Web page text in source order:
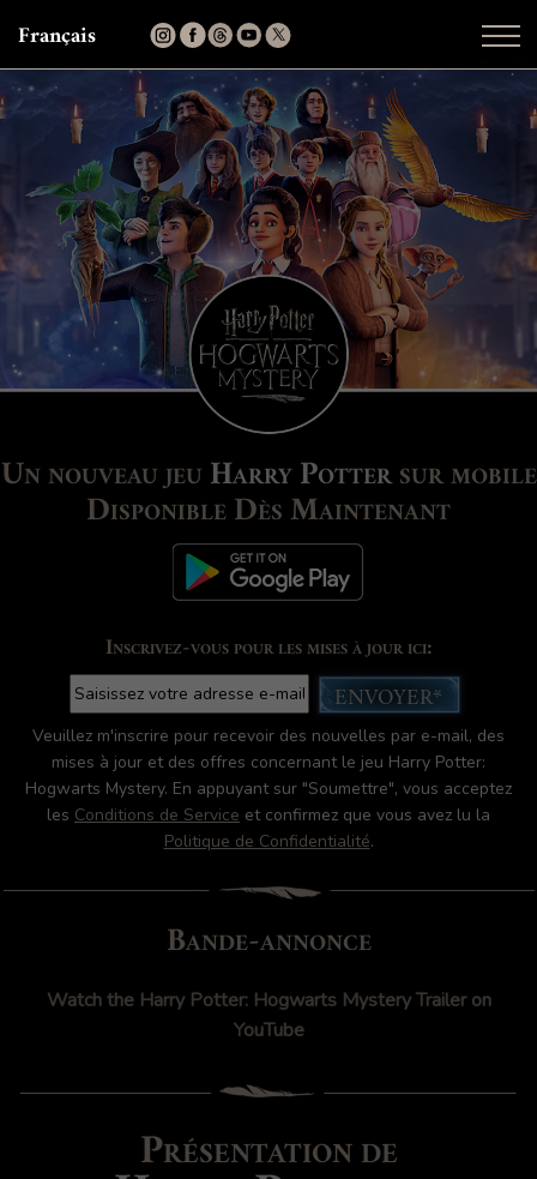
Français
Un nouveau jeu Harry Pottersur mobile
Disponible Dès Maintenant
Inscrivez-vous pour les mises à jour ici:
ENVOYER*
Veuillez m'inscrire pour recevoir des nouvelles par e-mail, des
mises à jour et des offres concernant le jeu Harry Potter:
Hogwarts Mystery. En appuyant sur "Soumettre", vous acceptez
les Conditions de Service et confirmez que vous avez lu la
Politique de Confidentialité.
Bande-annonce
Watch the Harry Potter: Hogwarts Mystery Trailer on
YouTube
Présentation de